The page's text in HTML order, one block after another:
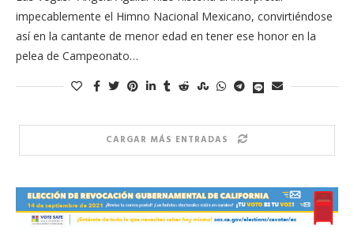
impecablemente el Himno Nacional Mexicano, convirtiéndose
así en la cantante de menor edad en tener ese honor en la
pelea de Campeonato…
CARGAR MÁS ENTRADAS